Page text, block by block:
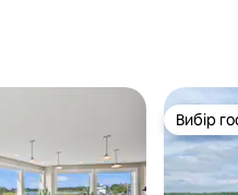
Вибір
Вибір